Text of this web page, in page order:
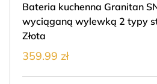
Bateria kuchenna Granitan
wyciąganą wylewką 2 typy
Złota
359.99 zł